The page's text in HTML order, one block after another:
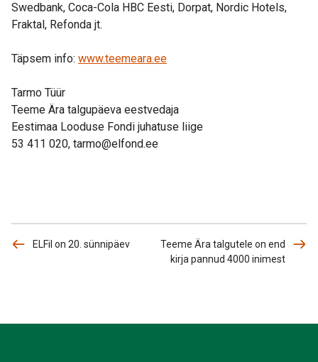
Swedbank, Coca-Cola HBC Eesti, Dorpat, Nordic Hotels,
Fraktal, Refonda jt.
Täpsem info: www.teemeara.ee
Tarmo Tüür
Teeme Ära talgupäeva eestvedaja
Eestimaa Looduse Fondi juhatuse liige
53 411 020, tarmo@elfond.ee
ELFil on 20. sünnipäev
Teeme Ära talgutele on end
kirja pannud 4000 inimest